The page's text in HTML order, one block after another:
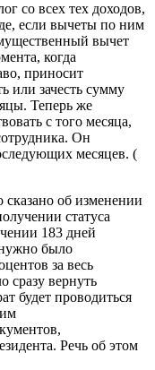
со всех тех доходов,
если вычеты по ним
вычет
когда
приносит
или зачесть сумму
Теперь же
с того месяца,
Он
месяцев. (
об изменении
статуса
183 дней
было
за весь
сразу вернуть
будет проводиться
Речь об этом